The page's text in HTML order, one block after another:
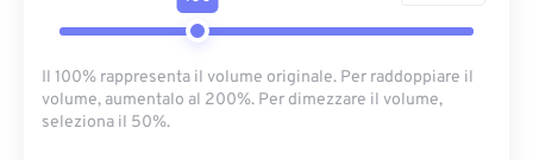
Il 100% rappresenta il volume originale. Per raddoppiare il
volume, aumentalo al 200%. Per dimezzare il volume,
seleziona il 50%.